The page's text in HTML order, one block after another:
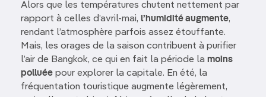
Alors que les températures chutent nettement par
rapport à celles d’avril-mai, l’humidité augmente,
rendant l’atmosphère parfois assez étouffante.
Mais, les orages de la saison contribuent à purifier
l’air de Bangkok, ce qui en fait la période la moins
polluée pour explorer la capitale. En été, la
fréquentation touristique augmente légèrement,